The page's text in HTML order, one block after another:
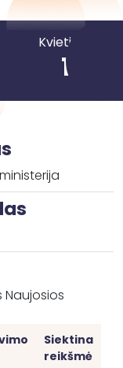
€
Kvietimai
1
Naujosios
Siektina
reikšmė